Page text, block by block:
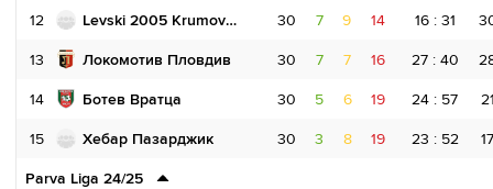
12 Levski 2005 Krumovgrad
13 Локомотив Пловдив
14 Ботев Вратца
15 Хебар Пазарджик
Parva Liga 24/25
30 7 9 14 16 : 31
30 7 7 16 27 : 40
30 5 6 19 24 : 57
30 3 8 19 23 : 52 17